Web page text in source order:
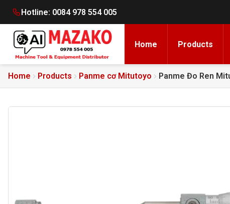
Hotline: 0084 978 554 005
Home Products
Home Products Panme cơ Mitutoyo Panme Đo Ren